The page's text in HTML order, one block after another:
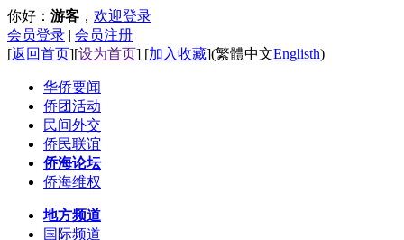
你好： 游客 ， 欢迎登录
会员登录 | 会员注册
[返回首页][设为首页] [加入收藏](繁體中文Englisth)
华侨要闻
侨团活动
民间外交
侨民联谊
侨海论坛
侨海维权
地方频道
国际频道